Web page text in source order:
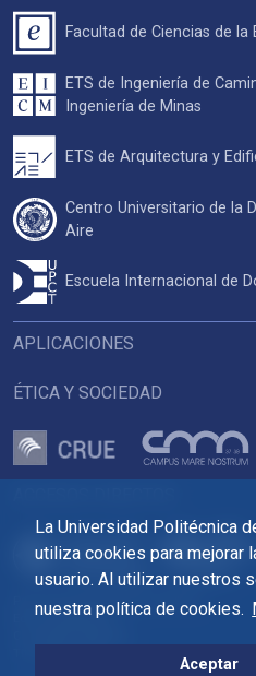
La Universidad Politécnica
utiliza cookies para mejorar
usuario. Al utilizar nuestros
nuestra política de cookies.
Aceptar
Pza. del Cronista Isidoro Valverde
Edif. La Milagrosa
APLICACIONES
ÉTICA Y SOCIEDAD
Facultad de Ciencias de la
ETS de Ingeniería de
Ingeniería de Minas
ETS de Arquitectura y
Centro Universitario de la
Aire
Escuela Internacional de